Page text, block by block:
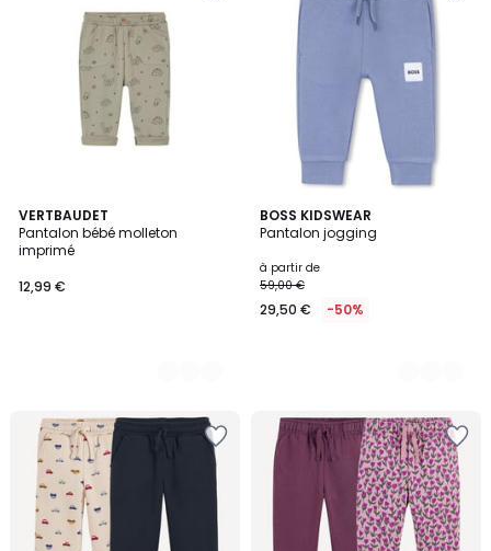
VERTBAUDET
Pantalon bébé molleton
imprimé
12,99 €
3
Couleurs
BOSS KIDSWEAR
Pantalon jogging
à partir de
59,00 €
29,50 € -50%
2
Couleurs